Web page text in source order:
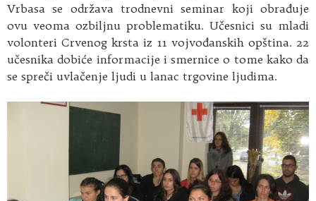
Vrbasa se održava trodnevni seminar koji obrađuje
ovu veoma ozbiljnu problematiku. Učesnici su mladi
volonteri Crvenog krsta iz 11 vojvođanskih opština. 22
učesnika dobiće informacije i smernice o tome kako da
se spreči uvlačenje ljudi u lanac trgovine ljudima.